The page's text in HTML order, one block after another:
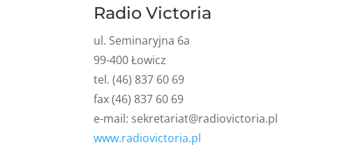
Radio Victoria
ul. Seminaryjna 6a
99-400 Łowicz
tel. (46) 837 60 69
fax (46) 837 60 69
e-mail: sekretariat@radiovictoria.pl
www.radiovictoria.pl